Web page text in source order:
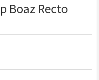
Boaz Recto